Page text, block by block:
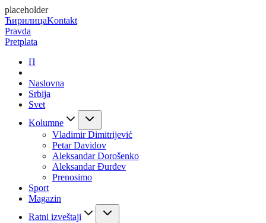
placeholder
ЋирилицаKontakt
Pravda
Pretplata
П
Naslovna
Srbija
Svet
Kolumne
Vladimir Dimitrijević
Petar Davidov
Aleksandar Dorošenko
Aleksandar Đurđev
Prenosimo
Sport
Magazin
Ratni izveštaji